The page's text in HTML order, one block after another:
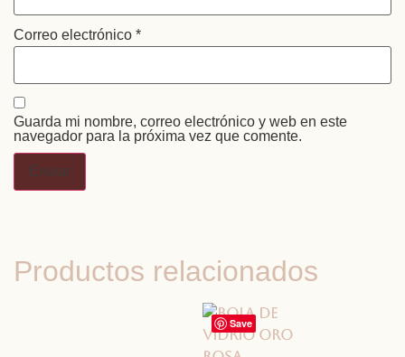
Correo electrónico *
Guarda mi nombre, correo electrónico y web en este
navegador para la próxima vez que comente.
Productos relacionados
Save